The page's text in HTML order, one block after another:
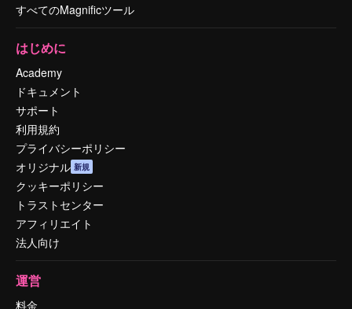
すべてのMagnificツール
はじめに
Academy
ドキュメント
サポート
利用規約
プライバシーポリシー
オリジナル 新規
クッキーポリシー
トラストセンター
アフィリエイト
法人向け
運営
料金